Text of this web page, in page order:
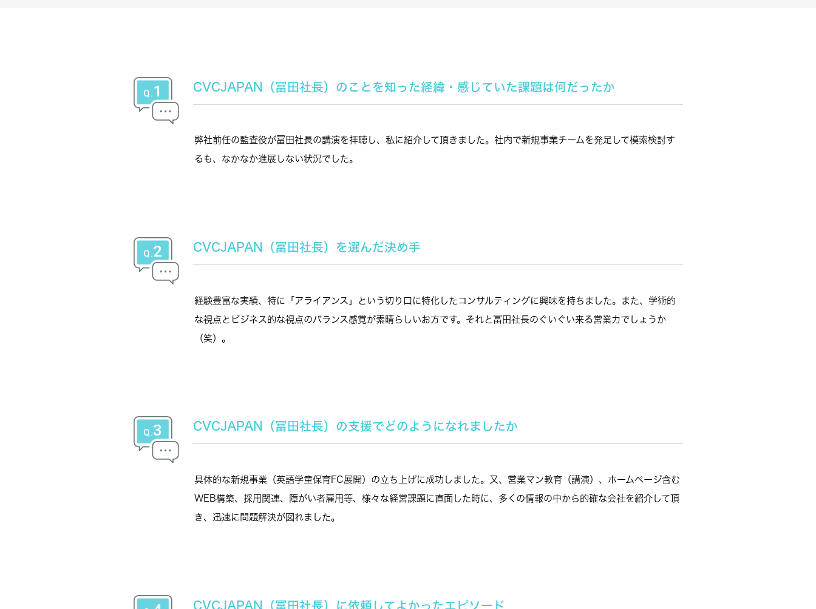
CVCJAPAN（冨田社長）のことを知った経緯・感じていた課題は何だったか
弊社前任の監査役が冨田社長の講演を拝聴し、私に紹介して頂きました。社内で新規事業チームを発足して模索検討す
るも、なかなか進展しない状況でした。
CVCJAPAN（冨田社長）を選んだ決め手
経験豊富な実績、特に「アライアンス」という切り口に特化したコンサルティングに興味を持ちました。また、学術的
な視点とビジネス的な視点のバランス感覚が素晴らしいお方です。それと冨田社長のぐいぐい来る営業力でしょうか
（笑）。
CVCJAPAN（冨田社長）の支援でどのようになれましたか
具体的な新規事業（英語学童保育FC展開）の立ち上げに成功しました。又、営業マン教育（講演）、ホームページ含む
WEB構築、採用関連、障がい者雇用等、様々な経営課題に直面した時に、多くの情報の中から的確な会社を紹介して頂
き、迅速に問題解決が図れました。
CVCJAPAN（冨田社長）に依頼してよかったエピソード